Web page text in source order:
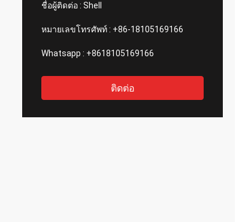
ชื่อผู้ติดต่อ : Shell
หมายเลขโทรศัพท์ : +86-18105169166
Whatsapp : +8618105169166
ติดต่อ